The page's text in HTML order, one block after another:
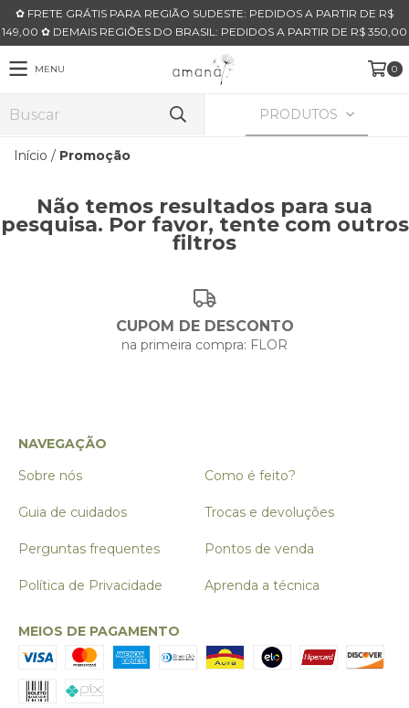
✿ FRETE GRÁTIS PARA REGIÃO SUDESTE: PEDIDOS A PARTIR DE R$
149,00 ✿ DEMAIS REGIÕES DO BRASIL: PEDIDOS A PARTIR DE R$ 350,00
MENU 0
PRODUTOS
Início / Promoção
Não temos resultados para sua
pesquisa. Por favor, tente com outros
filtros
CUPOM DE DESCONTO
na primeira compra: FLOR
NAVEGAÇÃO
Sobre nós
Como é feito?
Guia de cuidados Trocas e devoluções
Perguntas frequentes Pontos de venda
Política de Privacidade Aprenda a técnica
MEIOS DE PAGAMENTO